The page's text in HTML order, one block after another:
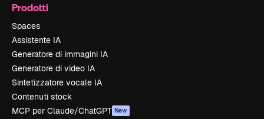
Prodotti
Spaces
Assistente IA
Generatore di immagini IA
Generatore di video IA
Sintetizzatore vocale IA
Contenuti stock
MCP per Claude/ChatGPT New